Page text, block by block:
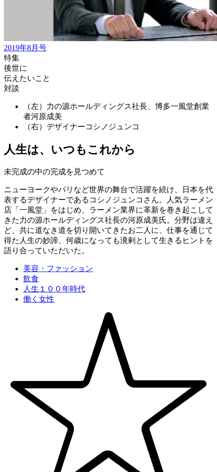
2019年8月号
特集
後世に
伝えたいこと
対談
（左）力の源ホールディングス社長、博多一風堂創業
者河原成美
（右）デザイナーコシノジュンコ
人生は、いつもこれから
未完成の中の完成を見つめて
ニューヨークやパリなど世界の舞台で活躍を続け、日本を代
表するデザイナーであるコシノジュンコさん。人気ラーメン
店「一風堂」をはじめ、ラーメン業界に革新を巻き起こして
きた力の源ホールディングス社長の河原成美氏。分野は違え
ど、共に道なき道を切り開いてきたお二人に、仕事を通じて
得た人生の妙諦、何歳になっても溌剌として生きるヒントを
語り合っていただいた。
美容・ファッション
飲食
人生１００年時代
働く女性